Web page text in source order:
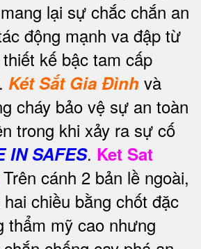
lại sự chắc chắn an
động mạnh va đập từ
kế bậc tam cấp
Két Sắt Gia Đình và
cháy bảo vệ sự an toàn
trong khi xảy ra sự cố
IN SAFES. Ket Sat
Trên cánh 2 bản lề ngoài,
chiều bằng chốt đặc
thẩm mỹ cao nhưng